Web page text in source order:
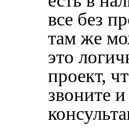
все без
там же
это
проект,
звоните